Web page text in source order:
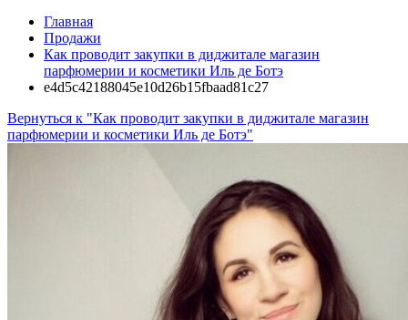
Главная
Продажи
Как проводит закупки в диджитале магазин
парфюмерии и косметики Иль де Ботэ
e4d5c42188045e10d26b15fbaad81c27
Вернуться к "Как проводит закупки в диджитале магазин
парфюмерии и косметики Иль де Ботэ"